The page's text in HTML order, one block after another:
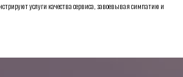
услуги качества сервиса, завоевывая симпатию и